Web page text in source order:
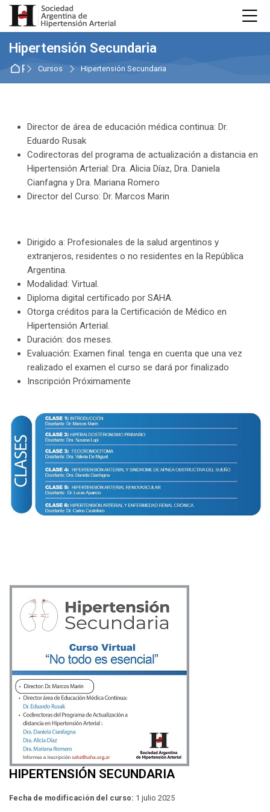
Skip to navigation
Skip to login form
Salta al contenido principal
Skip to accessibility options
Skip to footer
Skip accessibility options
Hipertensión Secundaria
Página Principal
Cursos Hipertensión Secundaria
Director de área de educación médica continua: Dr.
Eduardo Rusak
Codirectoras del programa de actualización a distancia en
Hipertensión Arterial: Dra. Alicia Díaz, Dra. Daniela
Cianfagna y Dra. Mariana Romero
Director del Curso: Dr. Marcos Marin
Dirigido a: Profesionales de la salud argentinos y
extranjeros, residentes o no residentes en la República
Argentina.
Modalidad: Virtual.
Diploma digital certificado por SAHA.
Otorga créditos para la Certificación de Médico en
Hipertensión Arterial.
Duración: dos meses.
Evaluación: Examen final. tenga en cuenta que una vez
realizado el examen el curso se dará por finalizado
Inscripción Próximamente
HIPERTENSIÓN SECUNDARIA
Fecha de modificación del curso: 1 julio 2025